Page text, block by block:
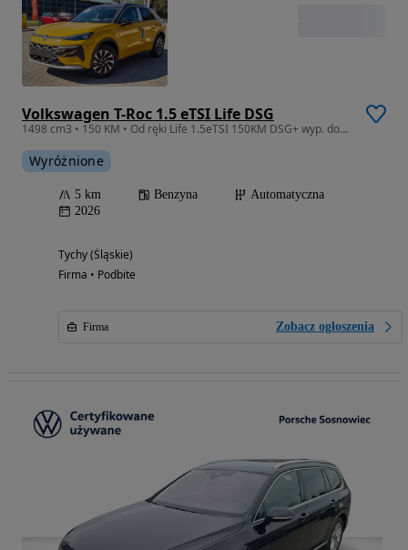
Volkswagen T-Roc 1.5 eTSI Life DSG
1498 cm3 • 150 KM • Od ręki Life 1.5eTSI 150KM DSG+ wyp. dod. w cenie
Wyróżnione
5 km Benzyna
Automatyczna
2026
Tychy (Śląskie)
Firma • Podbite
Firma Zobacz ogłoszenia